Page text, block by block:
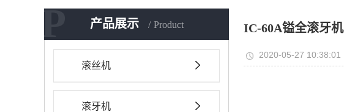
产品展示 Product
P
滚丝机
滚牙机
IC-60A镒全滚牙机
2020-05-27 10:38:01